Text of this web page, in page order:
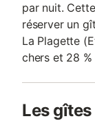
par nuit.
réserver un
La Plagette
chers et 28
Les